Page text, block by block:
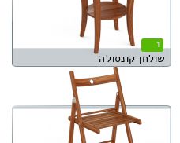
1
שולחן קונסולה